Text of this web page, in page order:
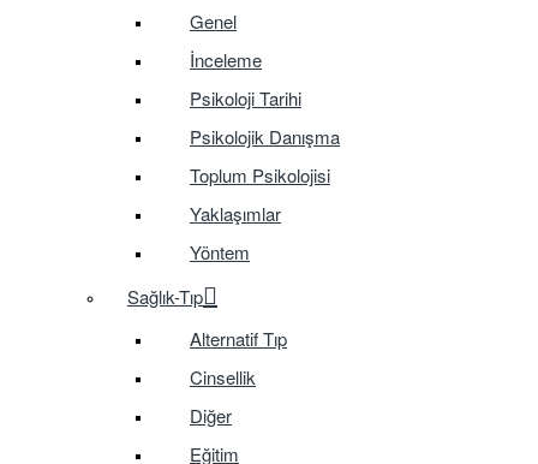
Genel
İnceleme
Psikoloji Tarihi
Psikolojik Danışma
Toplum Psikolojisi
Yaklaşımlar
Yöntem
Sağlık-Tıp
Alternatif Tıp
Cinsellik
Diğer
Eğitim